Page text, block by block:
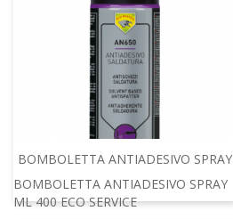
BOMBOLETTA ANTIADESIVO SPRAY
BOMBOLETTA ANTIADESIVO SPRAY
ML 400 ECO SERVICE